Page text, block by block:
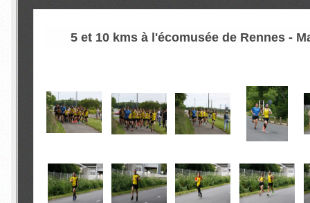
5 et 10 kms à l'écomusée de Rennes -